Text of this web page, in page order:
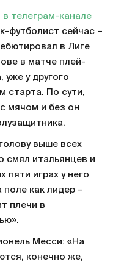
телеграм-канале
футболист сейчас –
в Лиге
в матче плей-
у другого
старта. По сути,
мячом и без он
выше всех
смял итальянцев и
пяти играх у него
как лидер –
плечи в
Месси: «На
конечно же,